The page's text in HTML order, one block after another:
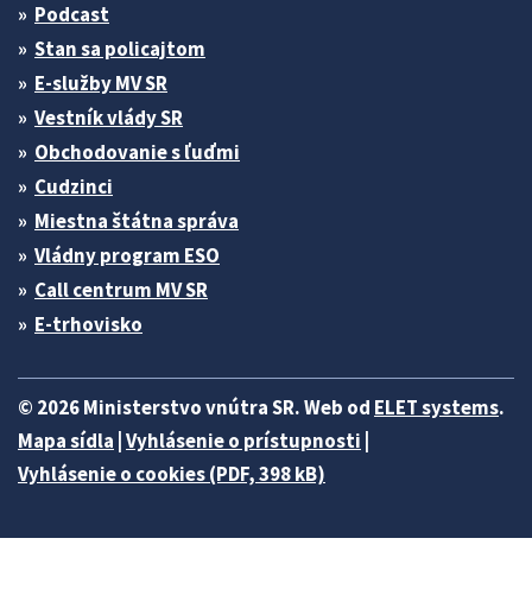
Podcast
Stan sa policajtom
E-služby MV SR
Vestník vlády SR
Obchodovanie s ľuďmi
Cudzinci
Miestna štátna správa
Vládny program ESO
Call centrum MV SR
E-trhovisko
© 2026 Ministerstvo vnútra SR. Web od ELET systems.
Mapa sídla Vyhlásenie o prístupnosti
Vyhlásenie o cookies (PDF, 398 kB)